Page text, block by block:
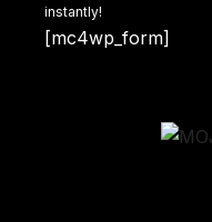
instantly!
[mc4wp_form]